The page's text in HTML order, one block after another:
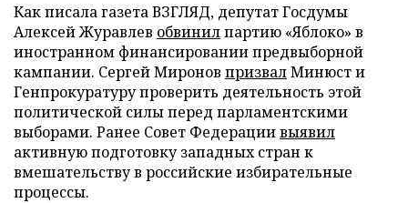
Как писала газета ВЗГЛЯД, депутат Госдумы
Алексей Журавлев обвинилпартию «Яблоко» в
иностранном финансировании предвыборной
кампании. Сергей Миронов призвалМинюст и
Генпрокуратуру проверить деятельность этой
политической силы перед парламентскими
выборами. Ранее Совет Федерациивыявил
активную подготовку западных стран к
вмешательству в российские избирательные
процессы.